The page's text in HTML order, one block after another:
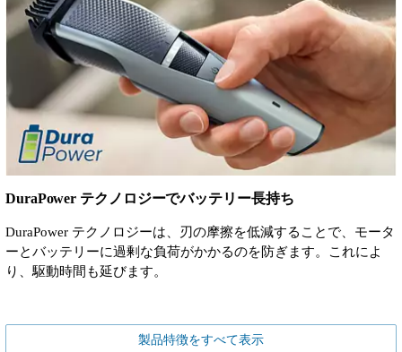
DuraPower テクノロジーでバッテリー長持ち
DuraPower テクノロジーは、刃の摩擦を低減することで、モータ
ーとバッテリーに過剰な負荷がかかるのを防ぎます。これによ
り、駆動時間も延びます。
製品特徴をすべて表示